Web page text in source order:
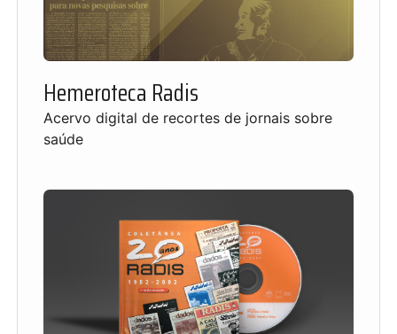
Hemeroteca Radis
Acervo digital de recortes de jornais sobre
saúde